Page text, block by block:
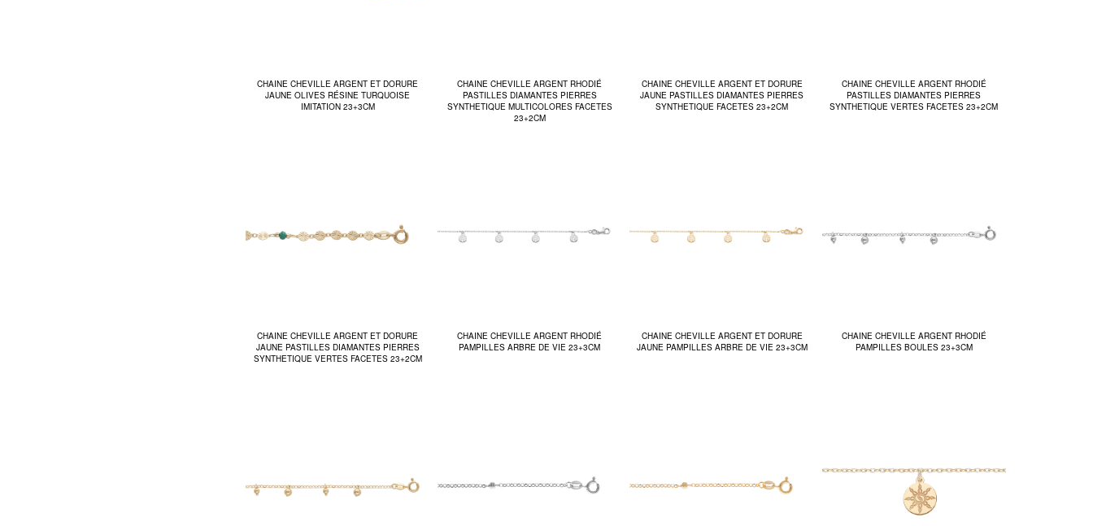
CHAINE CHEVILLE ARGENT ET DORURE
JAUNE OLIVES RÉSINE TURQUOISE
IMITATION 23+3CM
CHAINE CHEVILLE ARGENT RHODIÉ
PASTILLES DIAMANTES PIERRES
SYNTHETIQUE MULTICOLORES FACETES
23+2CM
CHAINE CHEVILLE ARGENT ET DORURE
JAUNE PASTILLES DIAMANTES PIERRES
SYNTHETIQUE FACETES 23+2CM
CHAINE CHEVILLE ARGENT RHODIÉ
PASTILLES DIAMANTES PIERRES
SYNTHETIQUE VERTES FACETES 23+2CM
CHAINE CHEVILLE ARGENT ET DORURE
JAUNE PASTILLES DIAMANTES PIERRES
SYNTHETIQUE VERTES FACETES 23+2CM
CHAINE CHEVILLE ARGENT RHODIÉ
PAMPILLES ARBRE DE VIE 23+3CM
CHAINE CHEVILLE ARGENT ET DORURE
JAUNE PAMPILLES ARBRE DE VIE 23+3CM
CHAINE CHEVILLE ARGENT RHODIÉ
PAMPILLES BOULES 23+3CM